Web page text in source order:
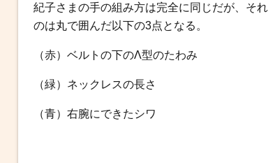
紀子さまの手の組み方は完全に同じだが、そ
のは丸で囲んだ以下の3点となる。
（赤）ベルトの下のΛ型のたわみ
（緑）ネックレスの長さ
（青）右腕にできたシワ